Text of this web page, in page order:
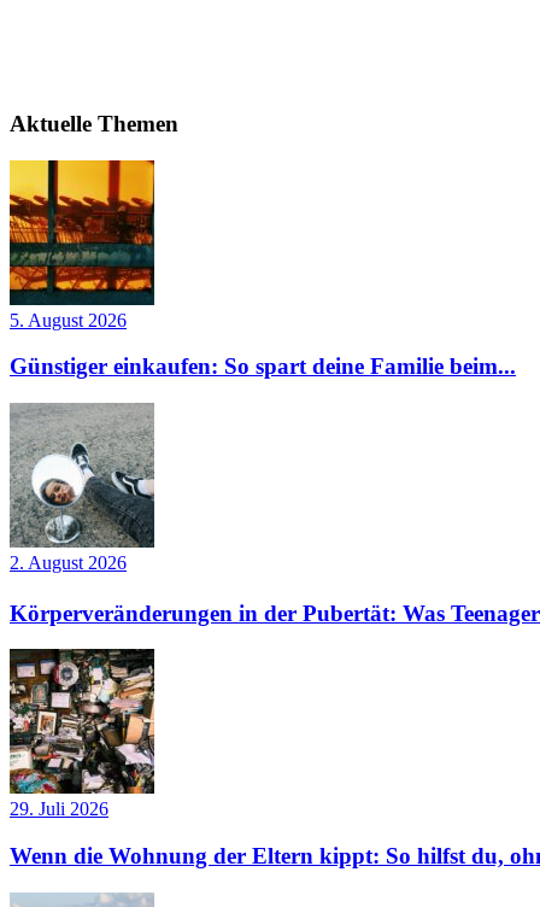
Aktuelle Themen
5. August 2026
Günstiger einkaufen: So spart deine Familie beim...
2. August 2026
Körperveränderungen in der Pubertät: Was
29. Juli 2026
Wenn die Wohnung der Eltern kippt: So hilfst du,